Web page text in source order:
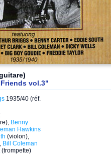
vol.3"
1935/40 (réf.
Benny
Hawkins
(violon),
Bill Coleman
(trompette)